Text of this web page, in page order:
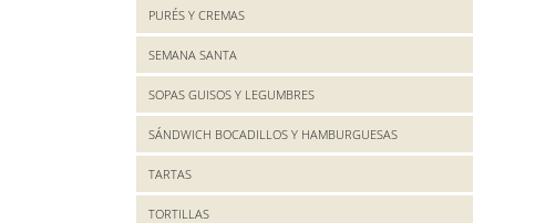
PURÉS Y CREMAS
SEMANA SANTA
SOPAS GUISOS Y LEGUMBRES
SÁNDWICH BOCADILLOS Y HAMBURGUESAS
TARTAS
TORTILLAS